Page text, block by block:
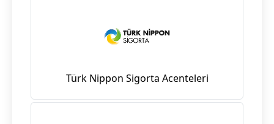
Türk Nippon Sigorta Acenteleri